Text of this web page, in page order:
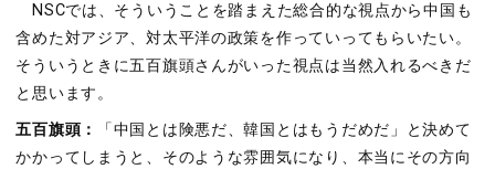
NSCでは、そういうことを踏まえた総合的な視点から中国も
含めた対アジア、対太平洋の政策を作っていってもらいたい。
そういうときに五百旗頭さんがいった視点は当然入れるべきだ
と思います。
五百旗頭：
「中国とは険悪だ、韓国とはもうだめだ」と決めて
かかってしまうと、そのような雰囲気になり、本当にその方向